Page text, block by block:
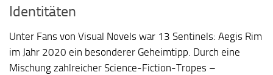
Identitäten
Unter Fans von Visual Novels war 13 Sentinels: Aegis Rim
im Jahr 2020 ein besonderer Geheimtipp. Durch eine
Mischung zahlreicher Science-Fiction-Tropes –